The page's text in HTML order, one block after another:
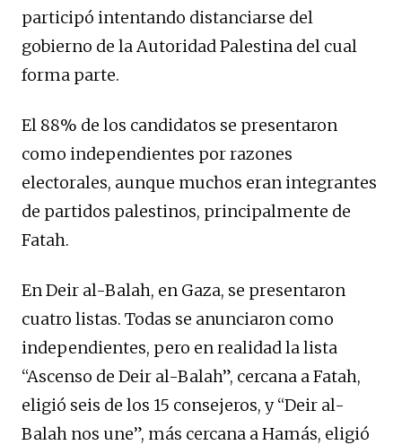
participó intentando distanciarse del
gobierno de la Autoridad Palestina del cual
forma parte.
El 88% de los candidatos se presentaron
como independientes por razones
electorales, aunque muchos eran integrantes
de partidos palestinos, principalmente de
Fatah.
En Deir al-Balah, en Gaza, se presentaron
cuatro listas. Todas se anunciaron como
independientes, pero en realidad la lista
“Ascenso de Deir al-Balah”, cercana a Fatah,
eligió seis de los 15 consejeros, y “Deir al-
Balah nos une”, más cercana a Hamás, eligió